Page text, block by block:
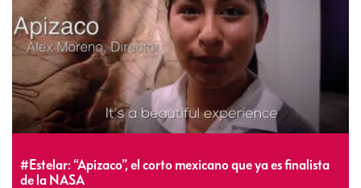
#Estelar: “Apizaco”, el corto mexicano que ya es finalista
de la NASA